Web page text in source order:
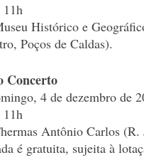
Histórico e
Poços de Caldas).
Concerto
4 de dezembro de
Antônio Carlos (R.
é gratuita, sujeita à